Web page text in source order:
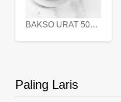
BAKSO URAT 500 GR
Paling Laris